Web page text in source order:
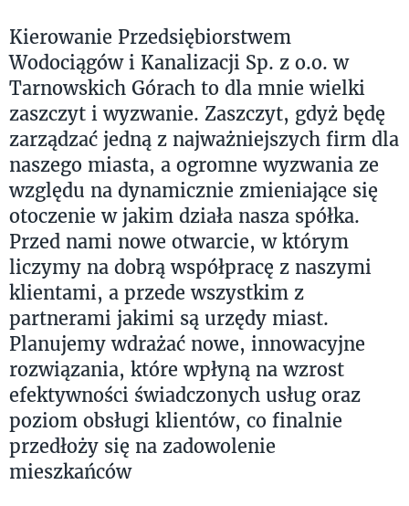
Kierowanie Przedsiębiorstwem
Wodociągów i Kanalizacji Sp. z o.o. w
Tarnowskich Górach to dla mnie wielki
zaszczyt i wyzwanie. Zaszczyt, gdyż będę
zarządzać jedną z najważniejszych firm dla
naszego miasta, a ogromne wyzwania ze
względu na dynamicznie zmieniające się
otoczenie w jakim działa nasza spółka.
Przed nami nowe otwarcie, w którym
liczymy na dobrą współpracę z naszymi
klientami, a przede wszystkim z
partnerami jakimi są urzędy miast.
Planujemy wdrażać nowe, innowacyjne
rozwiązania, które wpłyną na wzrost
efektywności świadczonych usług oraz
poziom obsługi klientów, co finalnie
przedłoży się na zadowolenie
mieszkańców